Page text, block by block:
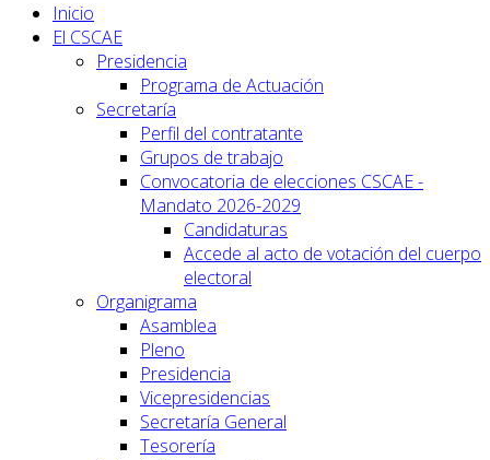
Inicio
El CSCAE
Presidencia
Programa de Actuación
Secretaría
Perfil del contratante
Grupos de trabajo
Convocatoria de elecciones CSCAE -
Mandato 2026-2029
Candidaturas
Accede al acto de votación del cuerpo
electoral
Organigrama
Asamblea
Pleno
Presidencia
Vicepresidencias
Secretaría General
Tesorería